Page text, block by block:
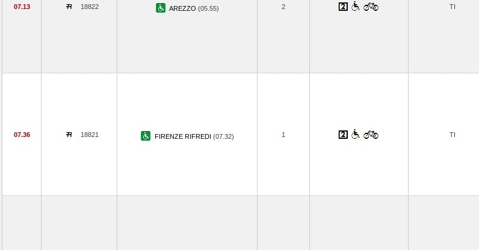
07.13 18822 AREZZO (05.55) 2 TI
07.36 18821 FIRENZE RIFREDI (07.32) 1 TI